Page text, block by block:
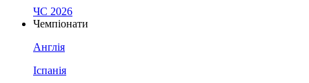
ЧС 2026
Чемпіонати
Англія
Іспанія